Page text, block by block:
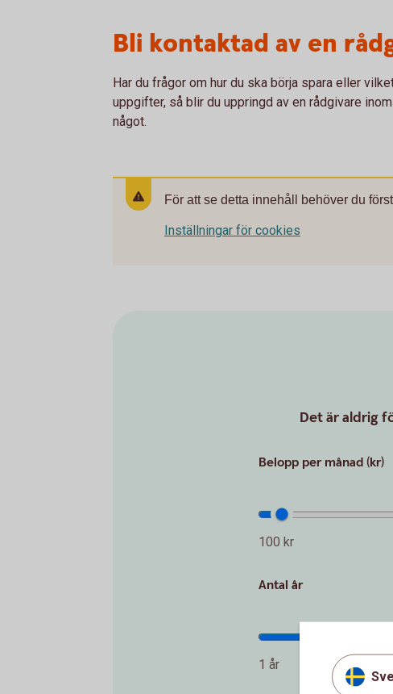
Bli kontaktad av en
Har du frågor om hur du ska börja spara eller
uppgifter, så blir du uppringd av en rådgivare
något.
För att se detta innehåll behöver du
Inställningar för cookies
Det är aldrig
Belopp per månad (kr)
100 kr
Antal år
1 år